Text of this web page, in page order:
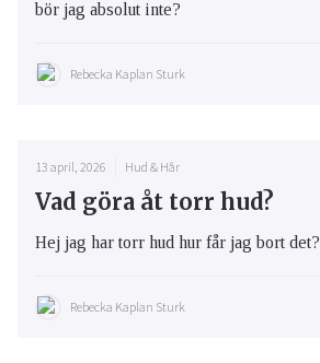
bör jag absolut inte?
Rebecka Kaplan Sturk
13 april, 2026 Hud & Hår
Vad göra åt torr hud?
Hej jag har torr hud hur får jag bort det?
Rebecka Kaplan Sturk